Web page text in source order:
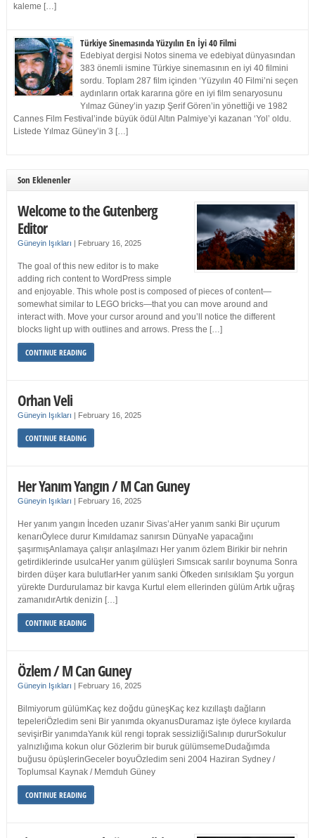
kaleme […]
Türkiye Sinemasında Yüzyılın En İyi 40 Filmi
Edebiyat dergisi Notos sinema ve edebiyat dünyasından
383 önemli ismine Türkiye sinemasının en iyi 40 filmini
sordu. Toplam 287 film içinden ‘Yüzyılın 40 Filmi’ni seçen
aydınların ortak kararına göre en iyi film senaryosunu
Yılmaz Güney’in yazıp Şerif Gören’in yönettiği ve 1982
Cannes Film Festival’inde büyük ödül Altın Palmiye’yi kazanan ‘Yol’ oldu.
Listede Yılmaz Güney’in 3 […]
Son Eklenenler
Welcome to the Gutenberg
Editor
Güneyin Işıkları | February 16, 2025
The goal of this new editor is to make
adding rich content to WordPress simple
and enjoyable. This whole post is composed of pieces of content—
somewhat similar to LEGO bricks—that you can move around and
interact with. Move your cursor around and you’ll notice the different
blocks light up with outlines and arrows. Press the […]
CONTINUE READING
Orhan Veli
Güneyin Işıkları | February 16, 2025
CONTINUE READING
Her Yanım Yangın / M Can Guney
Güneyin Işıkları | February 16, 2025
Her yanım yangın İnceden uzanır Sivas’aHer yanım sanki Bir uçurum
kenarıÖylece durur Kımıldamaz sanırsın DünyaNe yapacağını
şaşırmışAnlamaya çalışır anlaşılmazı Her yanım özlem Birikir bir nehrin
getirdiklerinde usulcaHer yanım gülüşleri Sımsıcak sarılır boynuma Sonra
birden düşer kara bulutlarHer yanım sanki Öfkeden sırılsıklam Şu yorgun
yürekte Durdurulamaz bir kavga Kurtul elem ellerinden gülüm Artık uğraş
zamanıdırArtık denizin […]
CONTINUE READING
Özlem / M Can Guney
Güneyin Işıkları | February 16, 2025
Bilmiyorum gülümKaç kez doğdu güneşKaç kez kızıllaştı dağların
tepeleriÖzledim seni Bir yanımda okyanusDuramaz işte öylece kıyılarda
sevişirBir yanımdaYanık kül rengi toprak sessizliğiSalınıp dururSokulur
yalnızlığıma kokun olur Gözlerim bir buruk gülümsemeDudağımda
buğusu öpüşlerinGeceler boyuÖzledim seni 2004 Haziran Sydney /
Toplumsal Kaynak / Memduh Güney
CONTINUE READING